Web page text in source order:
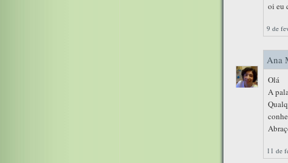
oi eu
9 de
Ana
Olá
A
11 de